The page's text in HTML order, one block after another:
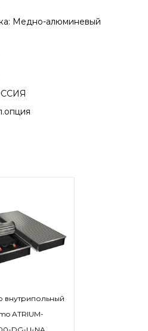
Медно-алюминевый
внутрипольный
ATRIUM-